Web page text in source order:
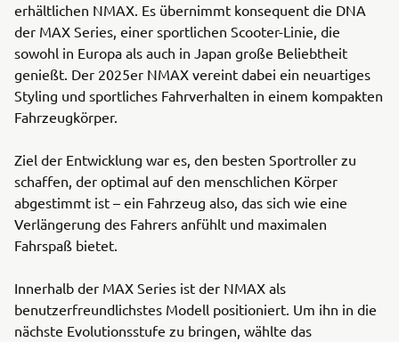
erhältlichen NMAX. Es übernimmt konsequent die DNA
der MAX Series, einer sportlichen Scooter-Linie, die
sowohl in Europa als auch in Japan große Beliebtheit
genießt. Der 2025er NMAX vereint dabei ein neuartiges
Styling und sportliches Fahrverhalten in einem kompakten
Fahrzeugkörper.
Ziel der Entwicklung war es, den besten Sportroller zu
schaffen, der optimal auf den menschlichen Körper
abgestimmt ist – ein Fahrzeug also, das sich wie eine
Verlängerung des Fahrers anfühlt und maximalen
Fahrspaß bietet.
Innerhalb der MAX Series ist der NMAX als
benutzerfreundlichstes Modell positioniert. Um ihn in die
nächste Evolutionsstufe zu bringen, wählte das